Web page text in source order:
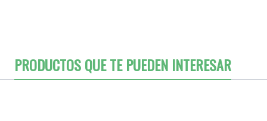
PRODUCTOS QUE TE PUEDEN INTERESAR